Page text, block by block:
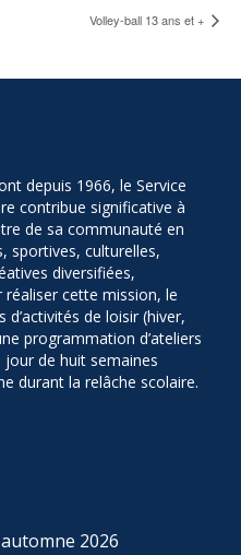
Volley-ball 13 ans et +
depuis 1966, le Service
contribue significative à
de sa communauté en
sportives, culturelles,
diversifiées,
réaliser cette mission, le
de loisir (hiver,
programmation d’ateliers
jour de huit semaines
durant la relâche scolaire.
2026